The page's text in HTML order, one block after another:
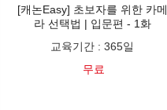
[캐논Easy] 초보자를 위한 카메
라 선택법 | 입문편 - 1화
교육기간 : 365일
무료